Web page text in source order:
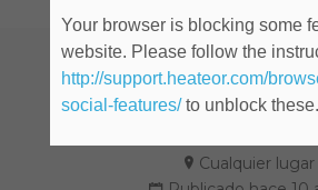
Dupla creativa (ID:
Cualquier lugar
Your browser is blocking some
website. Please follow the
http://support.heateor.com/
social-features/to unblock these.